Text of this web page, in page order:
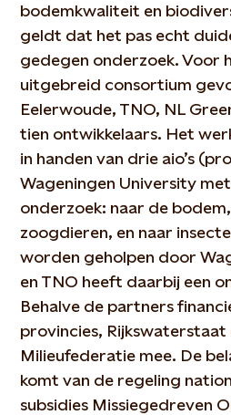
bodemkwaliteit en
geldt dat het pas echt
gedegen onderzoek. Voor
uitgebreid consortium
Eelerwoude, TNO, NL
tien ontwikkelaars. Het
in handen van drie aio’s
Wageningen University
onderzoek: naar de
zoogdieren, en naar
worden geholpen door
en TNO heeft daarbij een
Behalve de partners
provincies, Rijkswaterstaat
Milieufederatie mee. De
komt van de regeling
subsidies Missiegedreven